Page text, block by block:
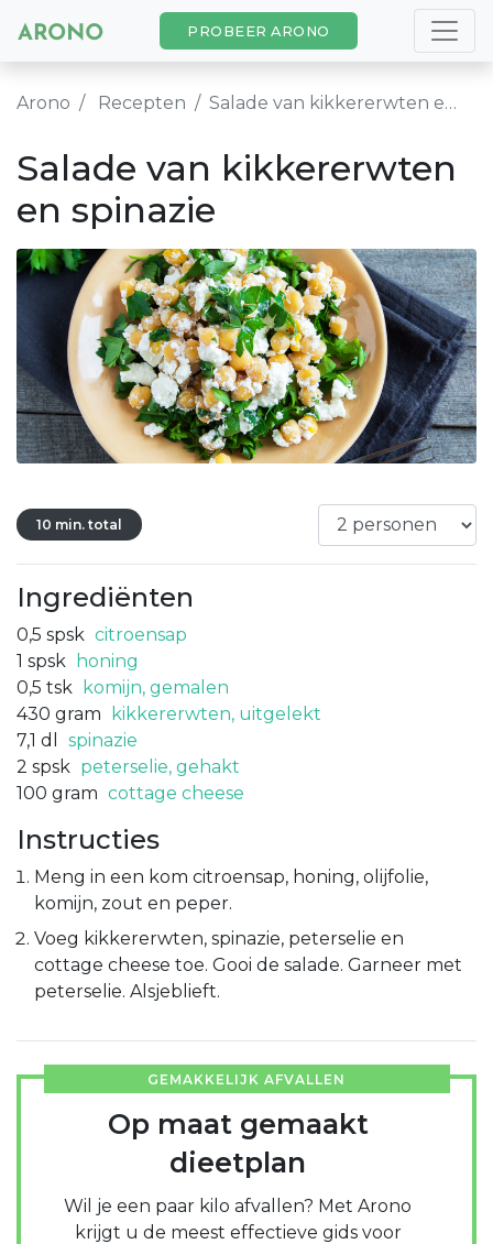
PROBEER ARONO
Arono Recepten Salade van kikkererwten en spinazie
Salade van kikkererwten
en spinazie
10 min. total
Ingrediënten
0,5 spsk citroensap
1 spsk
honing
0,5 tsk
komijn, gemalen
430 gram
kikkererwten, uitgelekt
7,1 dl
spinazie
2 spsk peterselie, gehakt
100 gram cottage cheese
Instructies
Meng in een kom citroensap, honing, olijfolie,
komijn, zout en peper.
Voeg kikkererwten, spinazie, peterselie en
cottage cheese toe. Gooi de salade. Garneer met
peterselie. Alsjeblieft.
GEMAKKELIJK AFVALLEN
Op maat gemaakt
dieetplan
Wil je een paar kilo afvallen? Met Arono
krijgt u de meest effectieve gids voor